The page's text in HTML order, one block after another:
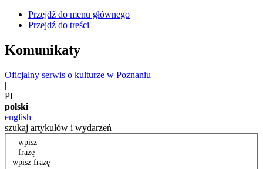
Przejdź do menu głównego
Przejdź do treści
Komunikaty
Oficjalny serwis o kulturze w Poznaniu
|
PL
polski
english
szukaj artykułów i wydarzeń
wpisz
frazę
wpisz frazę